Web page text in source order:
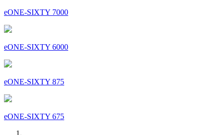
eONE-SIXTY 7000
eONE-SIXTY 6000
eONE-SIXTY 875
eONE-SIXTY 675